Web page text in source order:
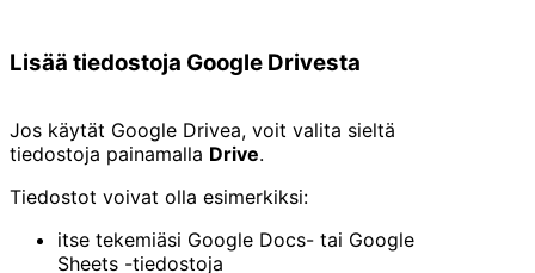
Lisää tiedostoja Google Drivesta
Jos käytät Google Drivea, voit valita sieltä
tiedostoja painamalla Drive.
Tiedostot voivat olla esimerkiksi:
itse tekemiäsi Google Docs- tai Google
Sheets -tiedostoja